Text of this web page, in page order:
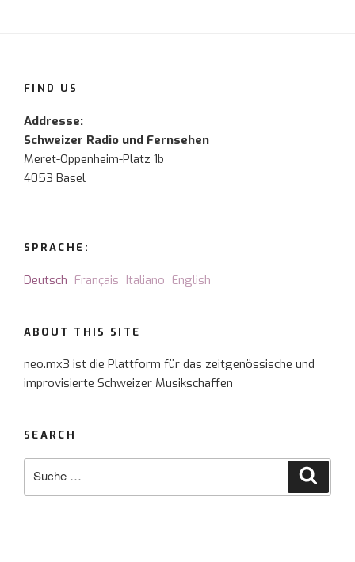
FIND US
Addresse:
Schweizer Radio und Fernsehen
Meret-Oppenheim-Platz 1b
4053 Basel
SPRACHE:
Deutsch Français Italiano English
ABOUT THIS SITE
neo.mx3 ist die Plattform für das zeitgenössische und
improvisierte Schweizer Musikschaffen
SEARCH